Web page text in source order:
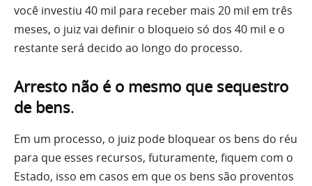
você investiu 40 mil para receber mais 20 mil em três
meses, o juiz vai definir o bloqueio só dos 40 mil e o
restante será decido ao longo do processo.
Arresto não é o mesmo que sequestro
de bens.
Em um processo, o juiz pode bloquear os bens do réu
para que esses recursos, futuramente, fiquem com o
Estado, isso em casos em que os bens são proventos